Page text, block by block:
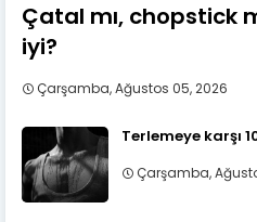
Çatal mı, chopstick
iyi?
Çarşamba, Ağustos 05, 2026
Terlemeye karşı
Çarşamba,